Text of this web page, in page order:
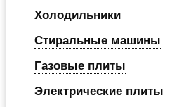
Холодильники
Стиральные машины
Газовые плиты
Электрические плиты